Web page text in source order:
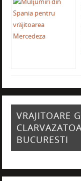
VRAJITOARE
BUCURESTI